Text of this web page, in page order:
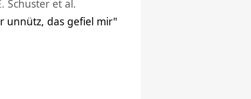
Schuster et al.
unnütz, das gefiel mir"